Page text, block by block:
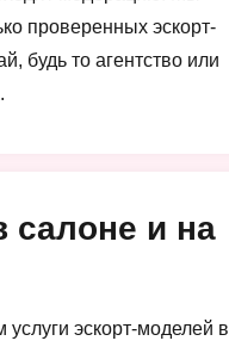
проверенных эскорт-
будь то агентство или
салоне и на
эскорт-моделей в